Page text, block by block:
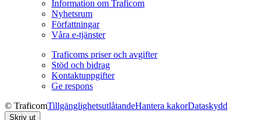
Information om Traficom
Nyhetsrum
Författningar
Våra e-tjänster
Traficoms priser och avgifter
Stöd och bidrag
Kontaktuppgifter
Ge respons
© TraficomTillgänglighetsutlåtandeHantera kakorDataskydd
Skriv ut